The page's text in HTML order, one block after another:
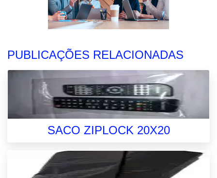
PUBLICAÇÕES RELACIONADAS
SACO ZIPLOCK 20X20